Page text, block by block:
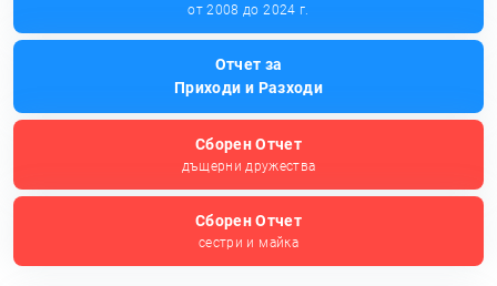
от 2008 до 2024 г.
Отчет за
Приходи и Разходи
Сборен Отчет
дъщерни дружества
Сборен Отчет
сестри и майка